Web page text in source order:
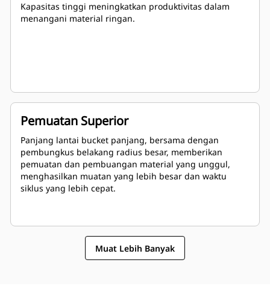
Kapasitas tinggi meningkatkan produktivitas dalam
menangani material ringan.
Pemuatan Superior
Panjang lantai bucket panjang, bersama dengan
pembungkus belakang radius besar, memberikan
pemuatan dan pembuangan material yang unggul,
menghasilkan muatan yang lebih besar dan waktu
siklus yang lebih cepat.
Muat Lebih Banyak